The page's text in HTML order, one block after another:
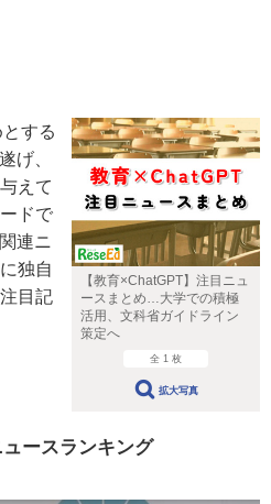
【教育×ChatGPT】注目ニュ
ースまとめ…大学での積極
活用、文科省ガイドライン
策定へ
全 1 枚
拡大写真
する
げ、
えて
ドで
連ニ
独自
目記
ースランキング